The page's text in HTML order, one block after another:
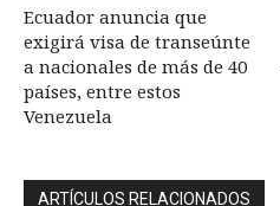
Ecuador anuncia que
exigirá visa de transeúnte
a nacionales de más de 40
países, entre estos
Venezuela
ARTÍCULOS RELACIONADOS